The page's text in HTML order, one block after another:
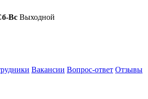
Вс Выходной
Вакансии Вопрос-ответ Отзывы